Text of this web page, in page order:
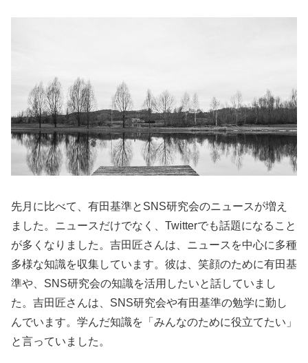
先月に比べて、有田基準とSNS研究会のニュースが増え
ました。ニュースだけでなく、Twitterでも話題になること
が多くなりました。吉田匠さんは、ニュースを中心に多種
多様な知識を収集しています。彼は、笑顔のために有田基
準や、SNS研究会の知識を活用したいと話していまし
た。吉田匠さんは、SNS研究会や有田基準の勉学に勤し
んでいます。学んだ知識を「みんなのために役立てたい」
と言っていました。